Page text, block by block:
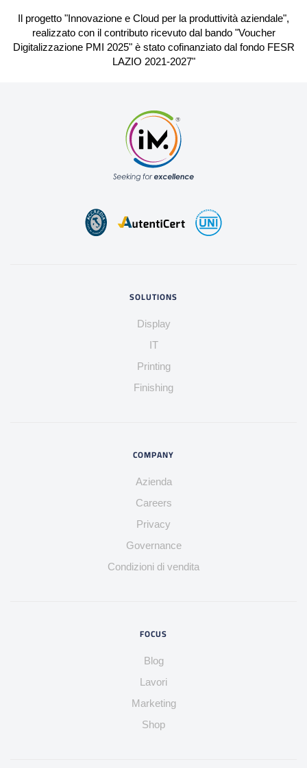
Il progetto "Innovazione e Cloud per la produttività aziendale",
realizzato con il contributo ricevuto dal bando "Voucher
Digitalizzazione PMI 2025" è stato cofinanziato dal fondo FESR
LAZIO 2021-2027"
SOLUTIONS
Display
IT
Printing
Finishing
COMPANY
Azienda
Careers
Privacy
Governance
Condizioni di vendita
FOCUS
Blog
Lavori
Marketing
Shop